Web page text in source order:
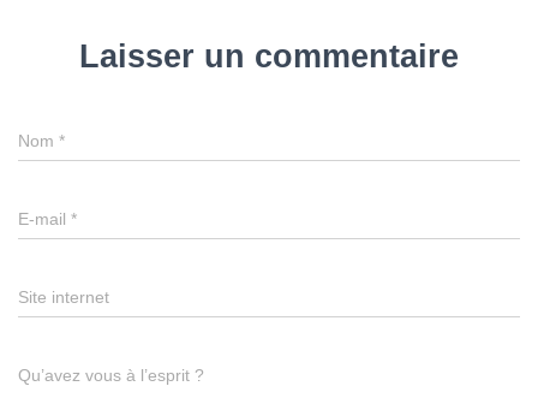
Laisser un commentaire
Nom *
E-mail *
Site internet
Qu’avez vous à l’esprit ?